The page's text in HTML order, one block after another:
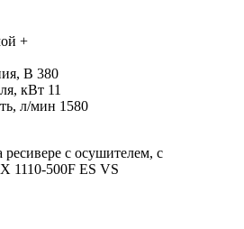
+
В 380
кВт 11
л/мин 1580
с осушителем, с
1110-500F ES VS